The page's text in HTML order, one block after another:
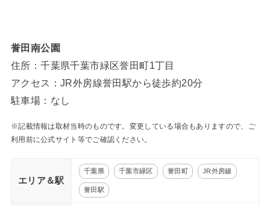
誉田南公園
住所：千葉県千葉市緑区誉田町1丁目
アクセス：JR外房線誉田駅から徒歩約20分
駐車場：なし
※記載情報は取材当時のものです。変更している場合もありますので、ご
利用前に公式サイト等でご確認ください。
エリア＆駅
千葉県 千葉市緑区 誉田町 JR外房線
誉田駅